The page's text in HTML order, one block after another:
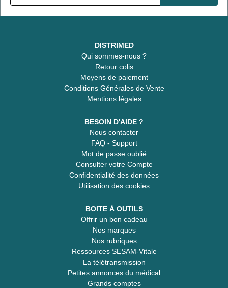
DISTRIMED
Qui sommes-nous ?
Retour colis
Moyens de paiement
Conditions Générales de Vente
Mentions légales
BESOIN D'AIDE ?
Nous contacter
FAQ - Support
Mot de passe oublié
Consulter votre Compte
Confidentialité des données
Utilisation des cookies
BOITE À OUTILS
Offrir un bon cadeau
Nos marques
Nos rubriques
Ressources SESAM-Vitale
La télétransmission
Petites annonces du médical
Grands comptes